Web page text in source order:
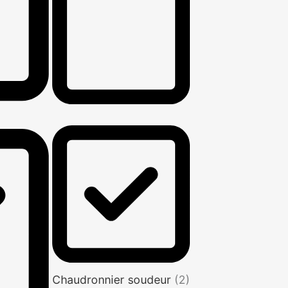
Chaudronnier soudeur (2)